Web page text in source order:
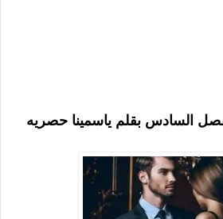
السادس بقلم ياسمينا حصريه